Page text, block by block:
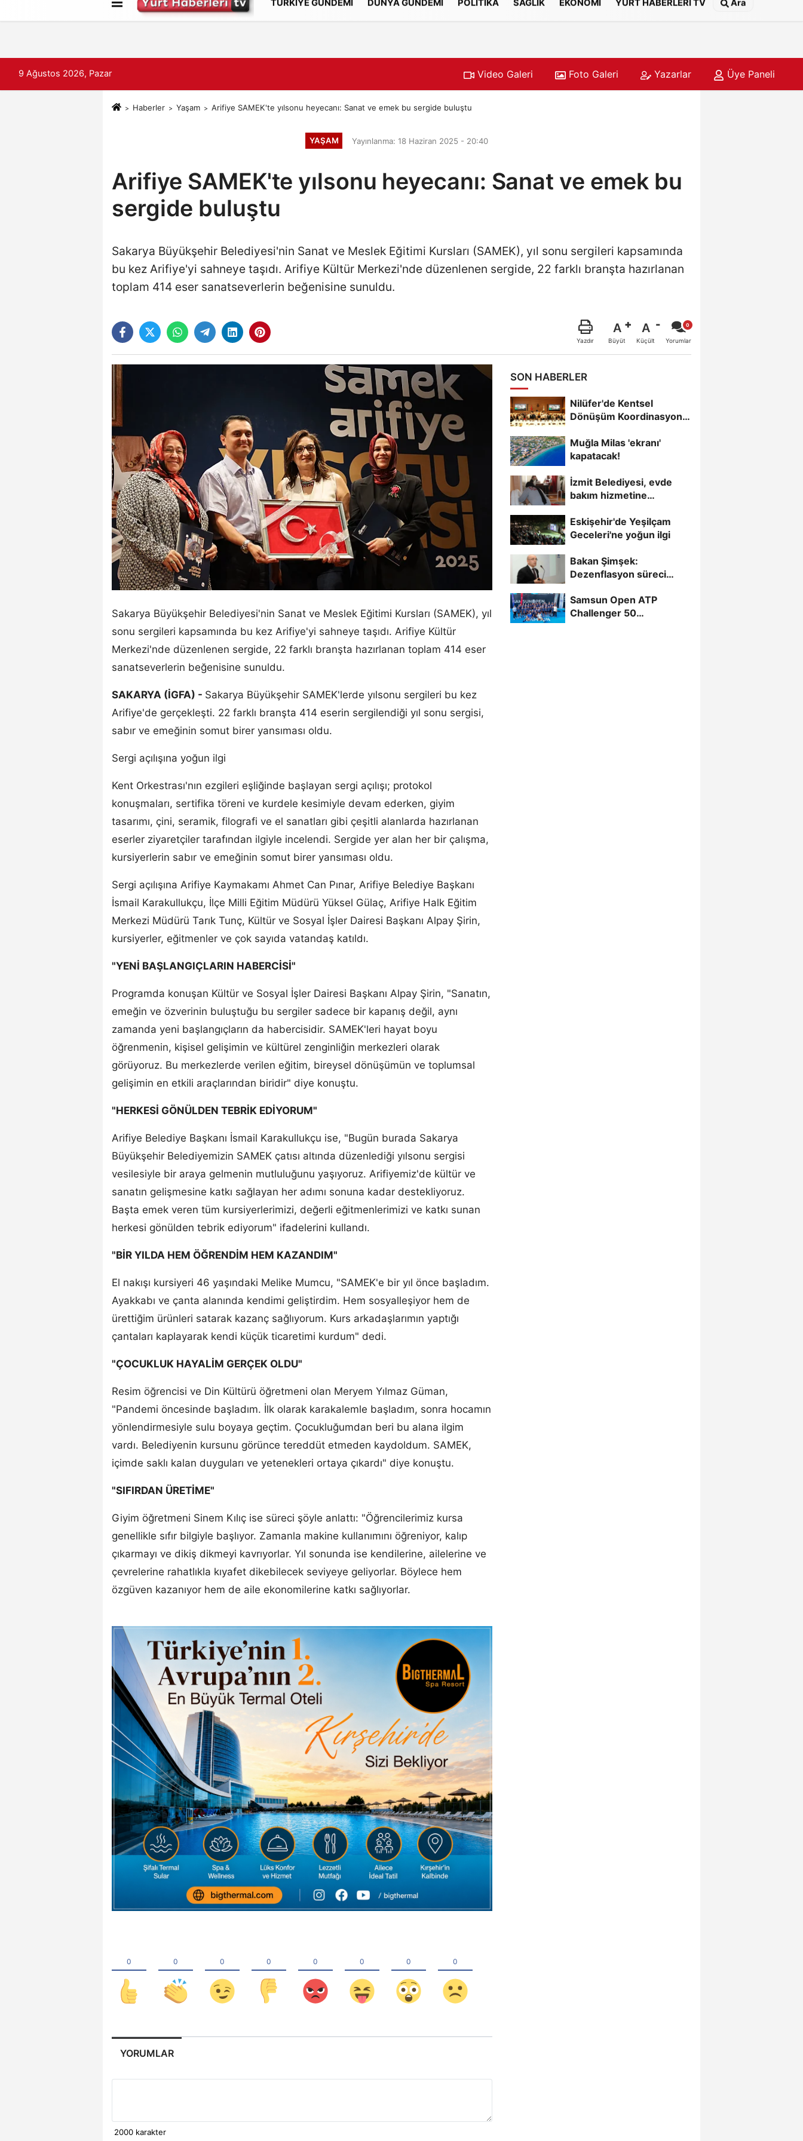
Künye İletişim Çerez Politikası
TÜRKİYE GÜNDEMİ DÜNYA GÜNDEMİ POLİTİKA SAĞLIK EKONOMİ YURT HABERLERİ TV Ara
9 Ağustos 2026, Pazar Video Galeri Foto Galeri Yazarlar Üye Paneli
Haberler Yaşam Arifiye SAMEK'te yılsonu heyecanı: Sanat ve emek bu sergide buluştu
YAŞAM Yayınlanma: 18 Haziran 2025 - 20:40
Arifiye SAMEK'te yılsonu heyecanı: Sanat ve emek bu
sergide buluştu
Sakarya Büyükşehir Belediyesi'nin Sanat ve Meslek Eğitimi Kursları (SAMEK), yıl sonu sergileri kapsamında
bu kez Arifiye'yi sahneye taşıdı. Arifiye Kültür Merkezi'nde düzenlenen sergide, 22 farklı branşta hazırlanan
toplam 414 eser sanatseverlerin beğenisine sunuldu.
Yazdır
A
Büyüt
A
Küçült Yorumlar
Sakarya Büyükşehir Belediyesi'nin Sanat ve Meslek Eğitimi Kursları (SAMEK), yıl
sonu sergileri kapsamında bu kez Arifiye'yi sahneye taşıdı. Arifiye Kültür
Merkezi'nde düzenlenen sergide, 22 farklı branşta hazırlanan toplam 414 eser
sanatseverlerin beğenisine sunuldu.
SAKARYA (İGFA) - Sakarya Büyükşehir SAMEK'lerde yılsonu sergileri bu kez
Arifiye'de gerçekleşti. 22 farklı branşta 414 eserin sergilendiği yıl sonu sergisi,
sabır ve emeğinin somut birer yansıması oldu.
Sergi açılışına yoğun ilgi
Kent Orkestrası'nın ezgileri eşliğinde başlayan sergi açılışı; protokol
konuşmaları, sertifika töreni ve kurdele kesimiyle devam ederken, giyim
tasarımı, çini, seramik, filografi ve el sanatları gibi çeşitli alanlarda hazırlanan
eserler ziyaretçiler tarafından ilgiyle incelendi. Sergide yer alan her bir çalışma,
kursiyerlerin sabır ve emeğinin somut birer yansıması oldu.
Sergi açılışına Arifiye Kaymakamı Ahmet Can Pınar, Arifiye Belediye Başkanı
İsmail Karakullukçu, İlçe Milli Eğitim Müdürü Yüksel Gülaç, Arifiye Halk Eğitim
Merkezi Müdürü Tarık Tunç, Kültür ve Sosyal İşler Dairesi Başkanı Alpay Şirin,
kursiyerler, eğitmenler ve çok sayıda vatandaş katıldı.
"YENİ BAŞLANGIÇLARIN HABERCİSİ"
Programda konuşan Kültür ve Sosyal İşler Dairesi Başkanı Alpay Şirin, "Sanatın,
emeğin ve özverinin buluştuğu bu sergiler sadece bir kapanış değil, aynı
zamanda yeni başlangıçların da habercisidir. SAMEK'leri hayat boyu
öğrenmenin, kişisel gelişimin ve kültürel zenginliğin merkezleri olarak
görüyoruz. Bu merkezlerde verilen eğitim, bireysel dönüşümün ve toplumsal
gelişimin en etkili araçlarından biridir" diye konuştu.
"HERKESİ GÖNÜLDEN TEBRİK EDİYORUM"
Arifiye Belediye Başkanı İsmail Karakullukçu ise, "Bugün burada Sakarya
Büyükşehir Belediyemizin SAMEK çatısı altında düzenlediği yılsonu sergisi
vesilesiyle bir araya gelmenin mutluluğunu yaşıyoruz. Arifiyemiz'de kültür ve
sanatın gelişmesine katkı sağlayan her adımı sonuna kadar destekliyoruz.
Başta emek veren tüm kursiyerlerimizi, değerli eğitmenlerimizi ve katkı sunan
herkesi gönülden tebrik ediyorum" ifadelerini kullandı.
"BİR YILDA HEM ÖĞRENDİM HEM KAZANDIM"
El nakışı kursiyeri 46 yaşındaki Melike Mumcu, "SAMEK'e bir yıl önce başladım.
Ayakkabı ve çanta alanında kendimi geliştirdim. Hem sosyalleşiyor hem de
ürettiğim ürünleri satarak kazanç sağlıyorum. Kurs arkadaşlarımın yaptığı
çantaları kaplayarak kendi küçük ticaretimi kurdum" dedi.
"ÇOCUKLUK HAYALİM GERÇEK OLDU"
Resim öğrencisi ve Din Kültürü öğretmeni olan Meryem Yılmaz Güman,
"Pandemi öncesinde başladım. İlk olarak karakalemle başladım, sonra hocamın
yönlendirmesiyle sulu boyaya geçtim. Çocukluğumdan beri bu alana ilgim
vardı. Belediyenin kursunu görünce tereddüt etmeden kaydoldum. SAMEK,
içimde saklı kalan duyguları ve yetenekleri ortaya çıkardı" diye konuştu.
"SIFIRDAN ÜRETİME"
Giyim öğretmeni Sinem Kılıç ise süreci şöyle anlattı: "Öğrencilerimiz kursa
genellikle sıfır bilgiyle başlıyor. Zamanla makine kullanımını öğreniyor, kalıp
çıkarmayı ve dikiş dikmeyi kavrıyorlar. Yıl sonunda ise kendilerine, ailelerine ve
çevrelerine rahatlıkla kıyafet dikebilecek seviyeye geliyorlar. Böylece hem
özgüven kazanıyor hem de aile ekonomilerine katkı sağlıyorlar.
YORUMLAR
SON HABERLER
Nilüfer'de Kentsel
Dönüşüm Koordinasyon
Muğla Milas 'ekranı'
kapatacak!
İzmit Belediyesi, evde
bakım hizmetine
Eskişehir'de Yeşilçam
Geceleri'ne yoğun ilgi
Bakan Şimşek:
Dezenflasyon süreci
Samsun Open ATP
Challenger 50